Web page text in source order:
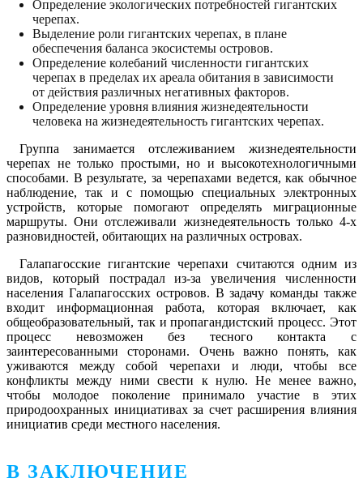
Определение экологических потребностей гигантских
черепах.
Выделение роли гигантских черепах, в плане
обеспечения баланса экосистемы островов.
Определение колебаний численности гигантских
черепах в пределах их ареала обитания в зависимости
от действия различных негативных факторов.
Определение уровня влияния жизнедеятельности
человека на жизнедеятельность гигантских черепах.
Группа занимается отслеживанием жизнедеятельности
черепах не только простыми, но и высокотехнологичными
способами. В результате, за черепахами ведется, как обычное
наблюдение, так и с помощью специальных электронных
устройств, которые помогают определять миграционные
маршруты. Они отслеживали жизнедеятельность только 4-х
разновидностей, обитающих на различных островах.
Галапагосские гигантские черепахи считаются одним из
видов, который пострадал из-за увеличения численности
населения Галапагосских островов. В задачу команды также
входит информационная работа, которая включает, как
общеобразовательный, так и пропагандистский процесс. Этот
процесс невозможен без тесного контакта с
заинтересованными сторонами. Очень важно понять, как
уживаются между собой черепахи и люди, чтобы все
конфликты между ними свести к нулю. Не менее важно,
чтобы молодое поколение принимало участие в этих
природоохранных инициативах за счет расширения влияния
инициатив среди местного населения.
В ЗАКЛЮЧЕНИЕ